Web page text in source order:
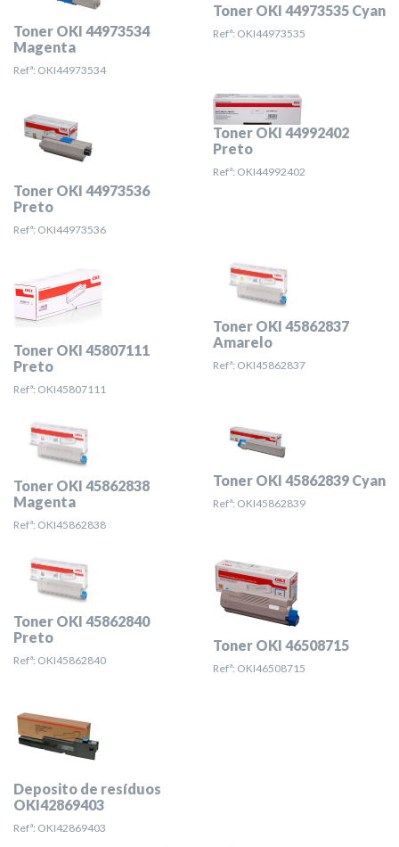
Toner OKI 44973534
Magenta
Refª: OKI44973534
Toner OKI 44973535 Cyan
Refª: OKI44973535
Toner OKI 44973536
Preto
Refª: OKI44973536
Toner OKI 44992402
Preto
Refª: OKI44992402
Toner OKI 45807111
Preto
Refª: OKI45807111
Toner OKI 45862837
Amarelo
Refª: OKI45862837
Toner OKI 45862838
Magenta
Refª: OKI45862838
Toner OKI 45862839 Cyan
Refª: OKI45862839
Toner OKI 45862840
Preto
Refª: OKI45862840
Toner OKI 46508715
Refª: OKI46508715
Deposito de resíduos
OKI42869403
Refª: OKI42869403